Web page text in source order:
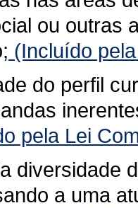
ou outras
(Incluído
do perfil
pela Lei
diversidade
a uma